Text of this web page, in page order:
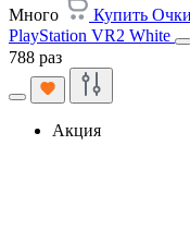
Много
Купить
PlayStation VR2 White
788 раз
Акция